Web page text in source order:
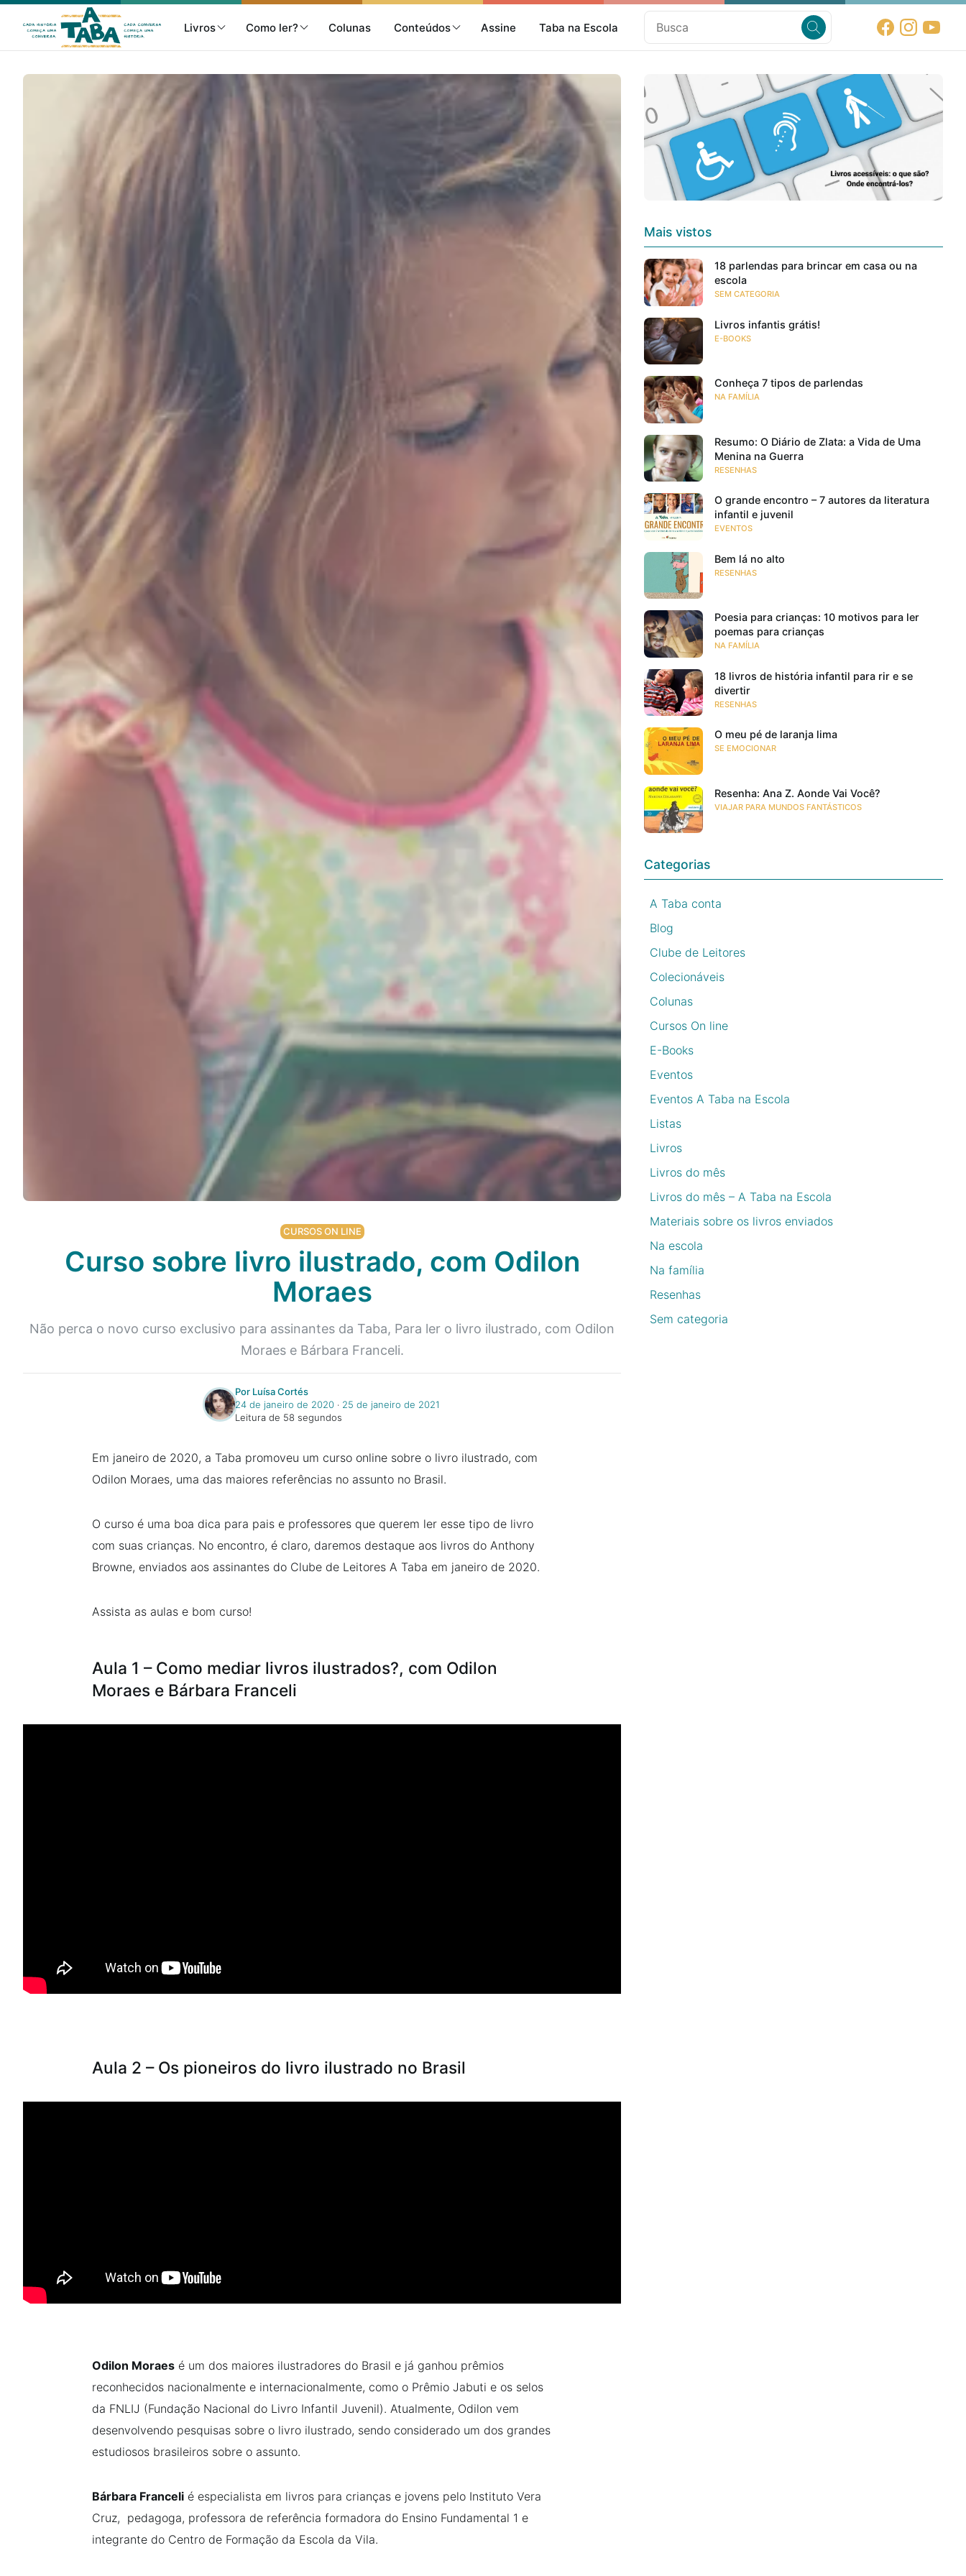
Livros Como ler? Colunas Conteúdos Assine Taba na Escola
Na escola
Na família
Colecionáveis
Cursos On line
E-Books
Podcast
Assine
CURSOS ON LINE
Curso sobre livro ilustrado, com Odilon
Moraes
Não perca o novo curso exclusivo para assinantes da Taba, Para ler o livro ilustrado, com Odilon
Moraes e Bárbara Franceli.
Por Luísa Cortés
24 de janeiro de 2020‧ 25 de janeiro de 2021
Leitura de 58 segundos
Em janeiro de 2020, a Taba promoveu um curso online sobre o livro ilustrado, com
Odilon Moraes, uma das maiores referências no assunto no Brasil.
O curso é uma boa dica para pais e professores que querem ler esse tipo de livro
com suas crianças. No encontro, é claro, daremos destaque aos livros do Anthony
Browne, enviados aos assinantes do Clube de Leitores A Taba em janeiro de 2020.
Assista as aulas e bom curso!
Aula 1 – Como mediar livros ilustrados?, com Odilon
Moraes e Bárbara Franceli
Aula 2 – Os pioneiros do livro ilustrado no Brasil
Odilon Moraes é um dos maiores ilustradores do Brasil e já ganhou prêmios
reconhecidos nacionalmente e internacionalmente, como o Prêmio Jabuti e os selos
da FNLIJ (Fundação Nacional do Livro Infantil Juvenil). Atualmente, Odilon vem
desenvolvendo pesquisas sobre o livro ilustrado, sendo considerado um dos grandes
estudiosos brasileiros sobre o assunto.
Bárbara Franceli é especialista em livros para crianças e jovens pelo Instituto Vera
Cruz, pedagoga, professora de referência formadora do Ensino Fundamental 1 e
integrante do Centro de Formação da Escola da Vila.
Mais vistos
18 parlendas para brincar em casa ou na
escola
SEM CATEGORIA
Livros infantis grátis!
E-BOOKS
Conheça 7 tipos de parlendas
NA FAMÍLIA
Resumo: O Diário de Zlata: a Vida de Uma
Menina na Guerra
RESENHAS
O grande encontro – 7 autores da literatura
infantil e juvenil
EVENTOS
Bem lá no alto
RESENHAS
Poesia para crianças: 10 motivos para ler
poemas para crianças
NA FAMÍLIA
18 livros de história infantil para rir e se
divertir
RESENHAS
O meu pé de laranja lima
SE EMOCIONAR
Resenha: Ana Z. Aonde Vai Você?
VIAJAR PARA MUNDOS FANTÁSTICOS
Categorias
A Taba conta
Blog
Clube de Leitores
Colecionáveis
Colunas
Cursos On line
E-Books
Eventos
Eventos A Taba na Escola
Listas
Livros
Livros do mês
Livros do mês – A Taba na Escola
Materiais sobre os livros enviados
Na escola
Na família
Resenhas
Sem categoria